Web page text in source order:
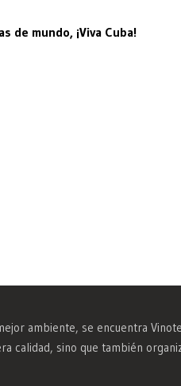
de mundo, ¡Viva Cuba!
ambiente, se encuentra
calidad, sino que también